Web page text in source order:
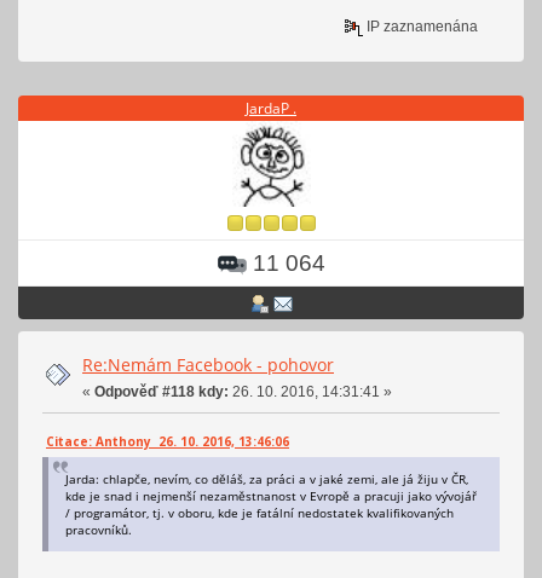
IP zaznamenána
JardaP .
11 064
Re:Nemám Facebook - pohovor
« Odpověď #118 kdy: 26. 10. 2016, 14:31:41 »
Citace: Anthony 26. 10. 2016, 13:46:06
Jarda: chlapče, nevím, co děláš, za práci a v jaké zemi, ale já žiju v ČR,
kde je snad i nejmenší nezaměstnanost v Evropě a pracuji jako vývojář
/ programátor, tj. v oboru, kde je fatální nedostatek kvalifikovaných
pracovníků.